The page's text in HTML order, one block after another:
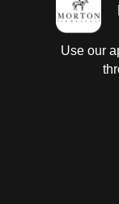
Use our